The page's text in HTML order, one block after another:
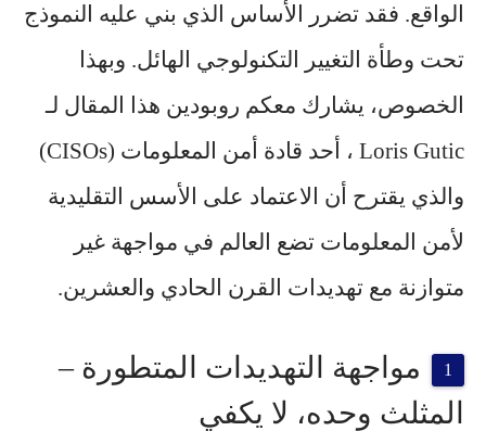
الواقع. فقد تضرر الأساس الذي بني عليه النموذج
تحت وطأة التغيير التكنولوجي الهائل. وبهذا
الخصوص، يشارك معكم روبودين هذا المقال لـ
Loris Gutic ، أحد قادة أمن المعلومات (CISOs)
والذي يقترح أن الاعتماد على الأسس التقليدية
لأمن المعلومات تضع العالم في مواجهة غير
متوازنة مع تهديدات القرن الحادي والعشرين.
مواجهة التهديدات المتطورة –
المثلث وحده، لا يكفي